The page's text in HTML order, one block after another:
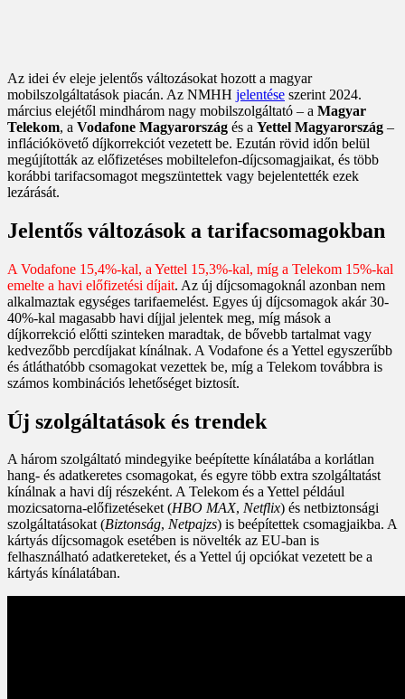
Az idei év eleje jelentős változásokat hozott a magyar
mobilszolgáltatások piacán. Az NMHH jelentése szerint 2024.
március elejétől mindhárom nagy mobilszolgáltató – a Magyar
Telekom, a Vodafone Magyarország és a Yettel Magyarország –
inflációkövető díjkorrekciót vezetett be. Ezután rövid időn belül
megújították az előfizetéses mobiltelefon-díjcsomagjaikat, és több
korábbi tarifacsomagot megszüntettek vagy bejelentették ezek
lezárását.
Jelentős változások a tarifacsomagokban
A Vodafone 15,4%-kal, a Yettel 15,3%-kal, míg a Telekom 15%-kal
emelte a havi előfizetési díjait. Az új díjcsomagoknál azonban nem
alkalmaztak egységes tarifaemelést. Egyes új díjcsomagok akár 30-
40%-kal magasabb havi díjjal jelentek meg, míg mások a
díjkorrekció előtti szinteken maradtak, de bővebb tartalmat vagy
kedvezőbb percdíjakat kínálnak. A Vodafone és a Yettel egyszerűbb
és átláthatóbb csomagokat vezettek be, míg a Telekom továbbra is
számos kombinációs lehetőséget biztosít.
Új szolgáltatások és trendek
A három szolgáltató mindegyike beépítette kínálatába a korlátlan
hang- és adatkeretes csomagokat, és egyre több extra szolgáltatást
kínálnak a havi díj részeként. A Telekom és a Yettel például
mozicsatorna-előfizetéseket (HBO MAX, Netflix) és netbiztonsági
szolgáltatásokat (Biztonság, Netpajzs) is beépítettek csomagjaikba. A
kártyás díjcsomagok esetében is növelték az EU-ban is
felhasználható adatkereteket, és a Yettel új opciókat vezetett be a
kártyás kínálatában.